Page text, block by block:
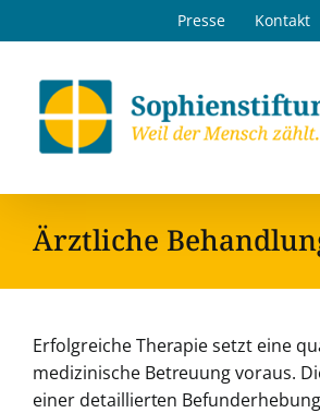
Inhalt
Presse Kontakt
Ärztliche
Erfolgreiche Therapie setzt eine
medizinische Betreuung voraus.
einer detaillierten